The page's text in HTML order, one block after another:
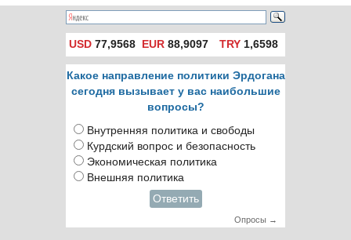
USD 77,9568 EUR 88,9097 TRY1,6598
Какое направление политики Эрдогана
сегодня вызывает у вас наибольшие
вопросы?
Внутренняя политика и свободы
Курдский вопрос и безопасность
Экономическая политика
Внешняя политика
Ответить
Опросы →